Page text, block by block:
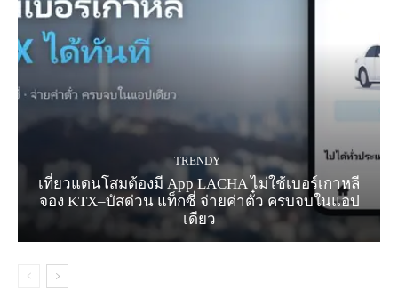
TRENDY
เที่ยวแดนโสมต้องมี App LACHA ไม่ใช้เบอร์เกาหลี
จอง KTX–บัสด่วน แท็กซี่ จ่ายค่าตั๋ว ครบจบในแอป
เดียว